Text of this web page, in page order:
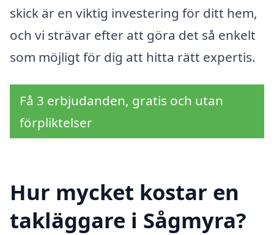
skick är en viktig investering för ditt hem,
och vi strävar efter att göra det så enkelt
som möjligt för dig att hitta rätt expertis.
Få 3 erbjudanden, gratis och utan
förpliktelser
Hur mycket kostar en
takläggare i Sågmyra?